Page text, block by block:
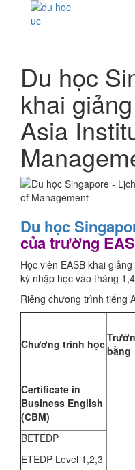
Du học
khai
Asia
Du học
của trường
Học viên EASB khai
kỳ nhập học vào tháng
Riêng chương trình tiếng
Chương trình họcbằng
Certificate in
Business English
(CBM)
BETEDP
ETEDP Level 1,2,3